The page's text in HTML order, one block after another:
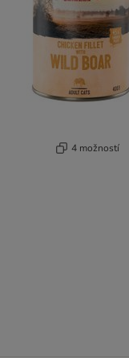
4 možností